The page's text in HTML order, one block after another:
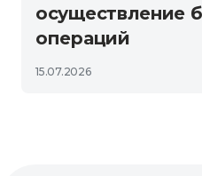
осуществление
операций
15.07.2026